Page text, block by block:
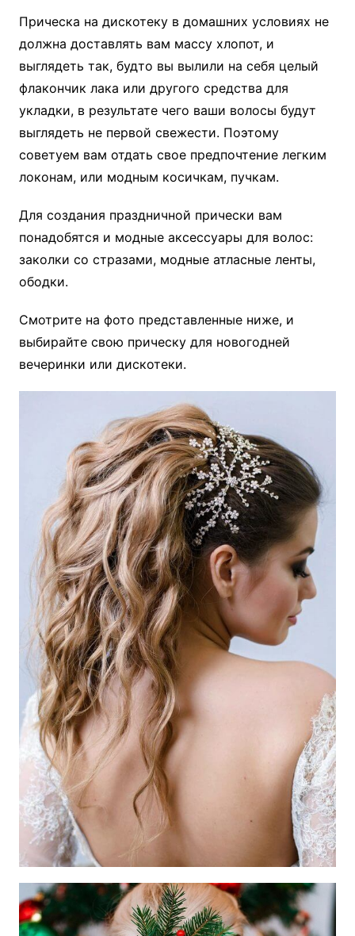
Прическа на дискотеку в домашних условиях не
должна доставлять вам массу хлопот, и
выглядеть так, будто вы вылили на себя целый
флакончик лака или другого средства для
укладки, в результате чего ваши волосы будут
выглядеть не первой свежести. Поэтому
советуем вам отдать свое предпочтение легким
локонам, или модным косичкам, пучкам.
Для создания праздничной прически вам
понадобятся и модные аксессуары для волос:
заколки со стразами, модные атласные ленты,
ободки.
Смотрите на фото представленные ниже, и
выбирайте свою прическу для новогодней
вечеринки или дискотеки.